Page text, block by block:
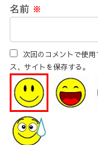
名前 ※
次回のコメントで使
ス、サイトを保存する。